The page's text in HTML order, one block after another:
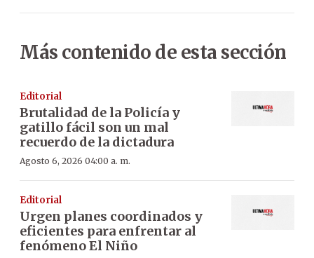
Más contenido de esta sección
Editorial
Brutalidad de la Policía y
gatillo fácil son un mal
recuerdo de la dictadura
Agosto 6, 2026 04:00 a. m.
Editorial
Urgen planes coordinados y
eficientes para enfrentar al
fenómeno El Niño